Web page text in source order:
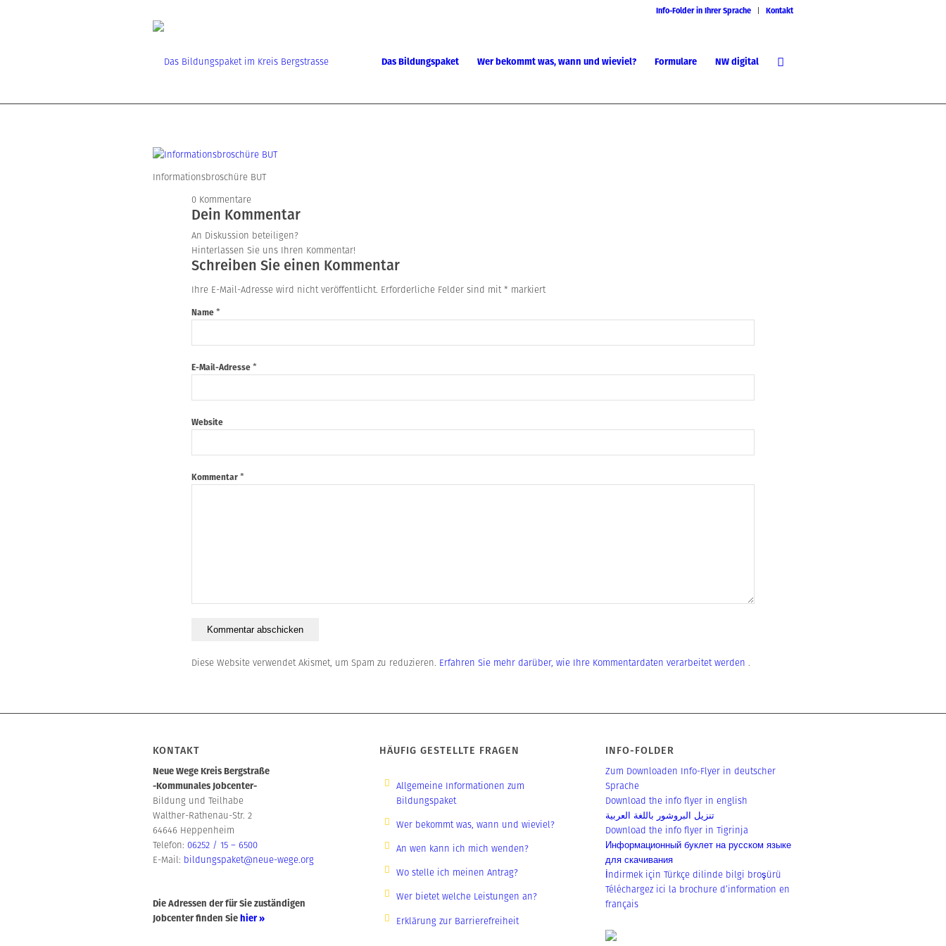
Info-Folder in Ihrer Sprache Kontakt
Das Bildungspaket Wer bekommt was, wann und wieviel? Formulare NW digital
Informationsbroschüre BUT
0 Kommentare
Dein Kommentar
An Diskussion beteiligen?
Hinterlassen Sie uns Ihren Kommentar!
Schreiben Sie einen Kommentar
Ihre E-Mail-Adresse wird nicht veröffentlicht. Erforderliche Felder sind mit* markiert
Name*
E-Mail-Adresse*
Website
Kommentar*
Diese Website verwendet Akismet, um Spam zu reduzieren. Erfahren Sie mehr darüber, wie Ihre Kommentardaten verarbeitet werden .
KONTAKT
Neue Wege Kreis Bergstraße
-Kommunales Jobcenter-
Bildung und Teilhabe
Walther-Rathenau-Str. 2
64646 Heppenheim
Telefon: 06252 / 15 – 6500
E-Mail: bildungspaket@neue-wege.org
Die Adressen der für Sie zuständigen
Jobcenter finden Siehier »
HÄUFIG GESTELLTE FRAGEN
Allgemeine Informationen zum
Bildungspaket
Wer bekommt was, wann und wieviel?
An wen kann ich mich wenden?
Wo stelle ich meinen Antrag?
Wer bietet welche Leistungen an?
Erklärung zur Barrierefreiheit
INFO-FOLDER
Zum Down­loa­den Info-Flyer in deut­scher
Sprache
Down­load the info fly­er in english
تنزيل البروشور باللغة العربية
Down­load the info fly­er in Tigrinja
Информационный буклет на русском языке
для скачивания
İnd­irm­ek için Tür­k­çe dilin­de bil­gi broşürü
Télé­char­gez ici la brochu­re d’in­for­ma­ti­on en
français